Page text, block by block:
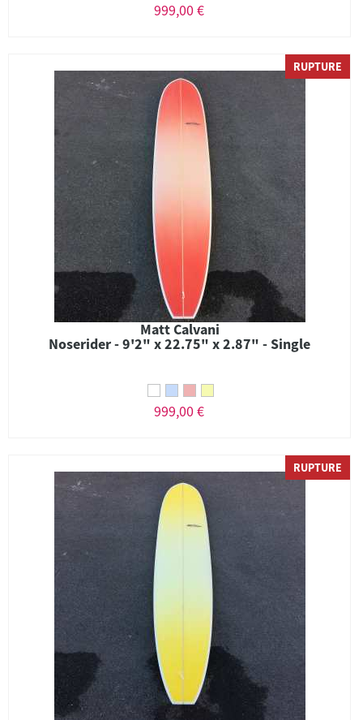
999,00 €
RUPTURE
Matt Calvani
Noserider - 9'2" x 22.75" x 2.87" - Single
999,00 €
RUPTURE